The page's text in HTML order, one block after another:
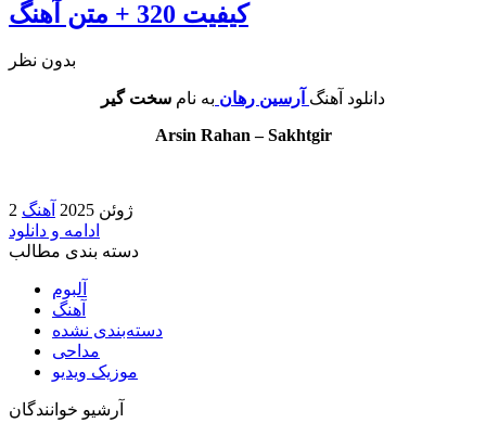
کیفیت 320 + متن آهنگ
بدون نظر
دانلود آهنگ آرسین رهان به نام سخت گیر
Arsin Rahan – Sakhtgir
2 ژوئن 2025
آهنگ
ادامه و دانلود
دسته بندی مطالب
آلبوم
آهنگ
دسته‌بندی نشده
مداحی
موزیک ویدیو
آرشیو خوانندگان